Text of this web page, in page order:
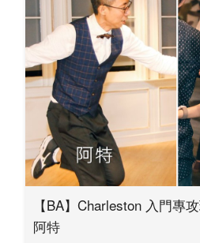
【BA】Charleston 入門專
阿特